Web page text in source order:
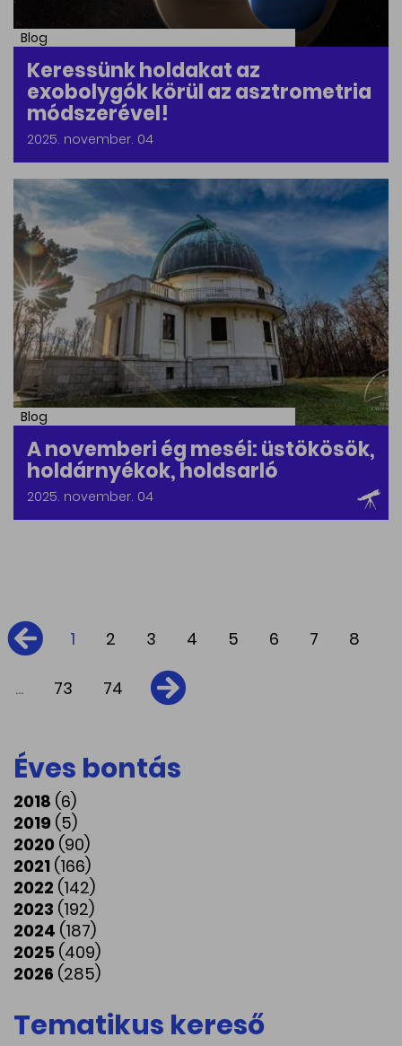
Blog
Keressünk holdakat az
exobolygók körül az asztrometria
módszerével!
2025. november. 04
Blog
A novemberi ég meséi: üstökösök,
holdárnyékok, holdsarló
2025. november. 04
1 2 3 4 5 6 7 8
... 73 74
Éves bontás
2018 (6)
2019 (5)
2020 (90)
2021 (166)
2022 (142)
2023 (192)
2024 (187)
2025 (409)
2026 (285)
Tematikus kereső